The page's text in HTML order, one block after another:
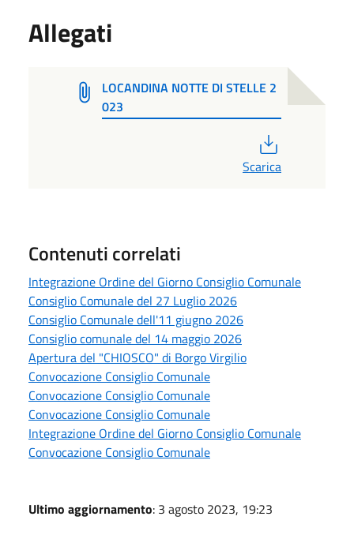
Allegati
LOCANDINA NOTTE DI STELLE 2
023
Scarica
Contenuti correlati
Integrazione Ordine del Giorno Consiglio Comunale
Consiglio Comunale del 27 Luglio 2026
Consiglio Comunale dell'11 giugno 2026
Consiglio comunale del 14 maggio 2026
Apertura del "CHIOSCO" di Borgo Virgilio
Convocazione Consiglio Comunale
Convocazione Consiglio Comunale
Convocazione Consiglio Comunale
Integrazione Ordine del Giorno Consiglio Comunale
Convocazione Consiglio Comunale
Ultimo aggiornamento: 3 agosto 2023, 19:23